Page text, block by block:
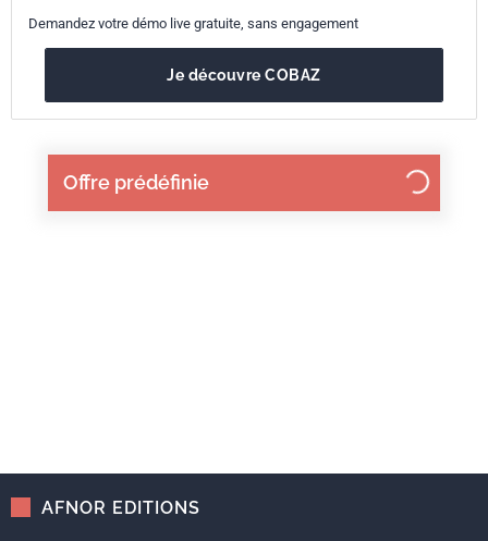
Offre prédéfinie
Demandez votre démo live gratuite, sans engagement
Je découvre COBAZ
AFNOR EDITIONS